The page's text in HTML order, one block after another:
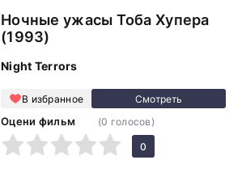
Ночные ужасы Тоба Хупера
(1993)
Night Terrors
В избранное
Оцени фильм
5
(0 голосов)
0